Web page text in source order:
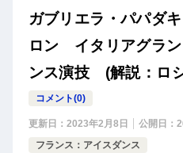
ガブリエラ・パパダ
ロン イタリアグラ
ンス演技 (解説：ロ
コメント(0)
更新日： 2023年2月8日 公開日：
フランス：アイスダンス